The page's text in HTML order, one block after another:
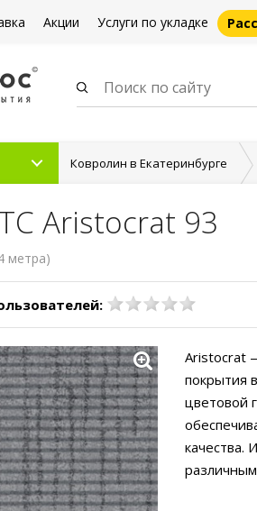
Акции Услуги по укладке
Ковролин в Екатеринбурге
Aristocrat 93
метра)
Aristocrat
покрытия
цветовой
качества.